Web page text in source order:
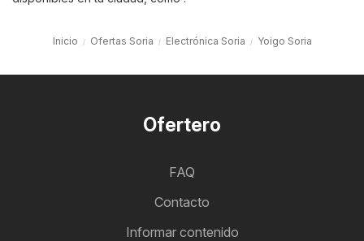
Inicio Ofertas Soria Electrónica Soria Yoigo Soria
Ofertero
FAQ
Contacto
Informar contenido